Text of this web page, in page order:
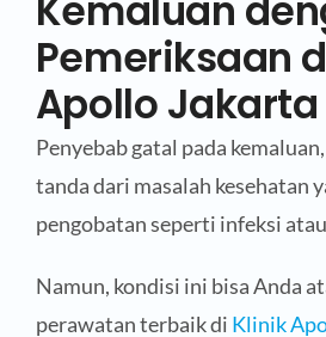
Kemaluan
Pemeriksaan
Apollo Jakarta
Penyebab gatal pada
tanda dari masalah kesehatan
pengobatan seperti infeksi
Namun, kondisi ini bisa Anda
perawatan terbaik di Klinik